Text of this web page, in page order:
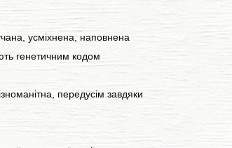
усміхнена, наповнена
генетичним кодом
передусім завдяки